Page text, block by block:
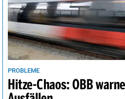
PROBLEME
Hitze-Chaos: ÖBB